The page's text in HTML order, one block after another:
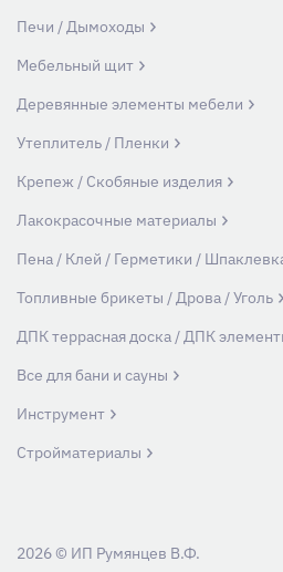
Печи / Дымоходы
Мебельный щит
Деревянные элементы мебели
Утеплитель / Пленки
Крепеж / Скобяные изделия
Лакокрасочные материалы
Пена / Клей / Герметики /
Топливные брикеты / Дрова / Уголь
ДПК террасная доска / ДПК
Все для бани и сауны
Инструмент
Стройматериалы
2026 © ИП Румянцев В.Ф.